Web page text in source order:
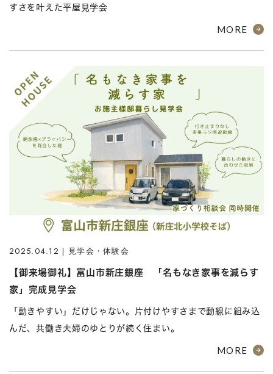
すさを叶えた平屋見学会
MORE
2025.04.12 | 見学会・体験会
【御来場御礼】富山市新庄銀座 「名もなき家事を減らす
家」完成見学会
「動きやすい」だけじゃない。片付けやすさまで動線に組み込
んだ、共働き夫婦のゆとりが続く住まい。
MORE